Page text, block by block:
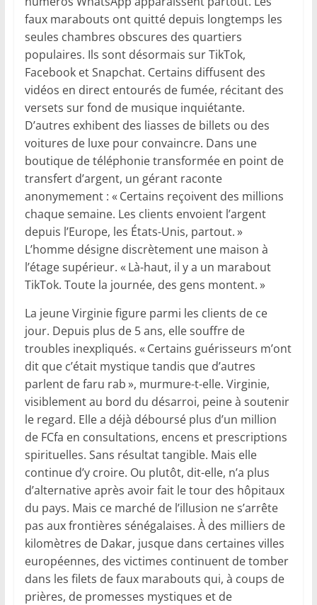
faux marabouts ont quitté depuis longtemps les
seules chambres obscures des quartiers
populaires. Ils sont désormais sur TikTok,
Facebook et Snapchat. Certains diffusent des
vidéos en direct entourés de fumée, récitant des
versets sur fond de musique inquiétante.
D’autres exhibent des liasses de billets ou des
voitures de luxe pour convaincre. Dans une
boutique de téléphonie transformée en point de
transfert d’argent, un gérant raconte
anonymement : « Certains reçoivent des millions
chaque semaine. Les clients envoient l’argent
depuis l’Europe, les États-Unis, partout. »
L’homme désigne discrètement une maison à
l’étage supérieur. « Là-haut, il y a un marabout
TikTok. Toute la journée, des gens montent. »
La jeune Virginie figure parmi les clients de ce
jour. Depuis plus de 5 ans, elle souffre de
troubles inexpliqués. « Certains guérisseurs m’ont
dit que c’était mystique tandis que d’autres
parlent de faru rab », murmure-t-elle. Virginie,
visiblement au bord du désarroi, peine à soutenir
le regard. Elle a déjà déboursé plus d’un million
de FCfa en consultations, encens et prescriptions
spirituelles. Sans résultat tangible. Mais elle
continue d’y croire. Ou plutôt, dit-elle, n’a plus
d’alternative après avoir fait le tour des hôpitaux
du pays. Mais ce marché de l’illusion ne s’arrête
pas aux frontières sénégalaises. À des milliers de
kilomètres de Dakar, jusque dans certaines villes
européennes, des victimes continuent de tomber
dans les filets de faux marabouts qui, à coups de
prières, de promesses mystiques et de